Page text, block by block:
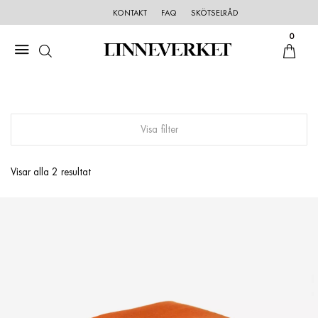
KONTAKT FAQ SKÖTSELRÅD
0
Visa filter
Visar alla 2 resultat